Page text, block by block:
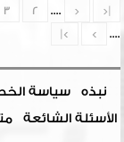
|<
<
....
2
3
....
>
>|
نبذه سياسة
الأسئلة الشائعة